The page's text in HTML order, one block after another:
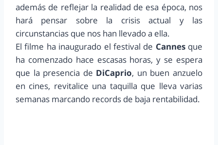
además de reflejar la realidad de esa época, nos
hará pensar sobre la crisis actual y las
circunstancias que nos han llevado a ella.
El filme ha inaugurado el festival de Cannesque
ha comenzado hace escasas horas, y se espera
que la presencia de DiCaprio, un buen anzuelo
en cines, revitalice una taquilla que lleva varias
semanas marcando records de baja rentabilidad.